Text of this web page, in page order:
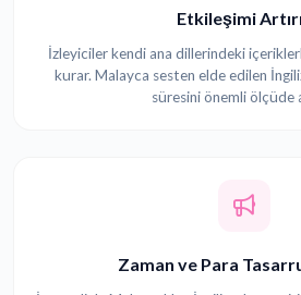
Etkileşimi
İzleyiciler kendi ana dillerindeki
kurar. Malayca sesten elde edilen
süresini önemli ölçüde
Zaman ve Para